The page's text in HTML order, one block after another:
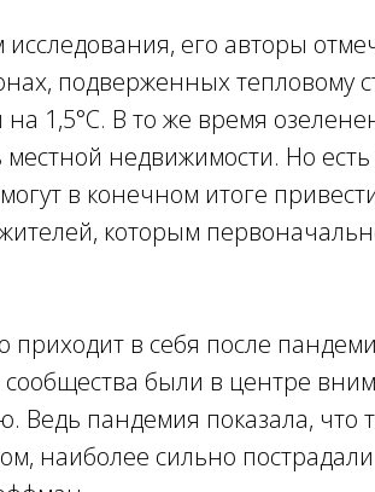
его авторы
подверженных тепловому
1,5°C. В то же время
недвижимости. Но
в конечном итоге
которым
приходит в себя после
были в центре
Ведь пандемия показала, что
наиболее сильно